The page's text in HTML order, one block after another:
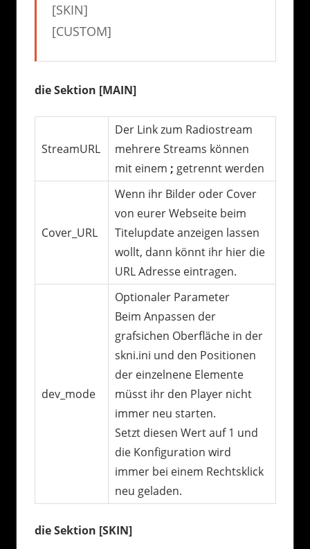
[SKIN]
[CUSTOM]
die Sektion [MAIN]
StreamURL
Der Link zum Radiostream
mehrere Streams können
mit einem ; getrennt werden
Cover_URL
Wenn ihr Bilder oder Cover
von eurer Webseite beim
Titelupdate anzeigen lassen
wollt, dann könnt ihr hier die
URL Adresse eintragen.
dev_mode
Optionaler Parameter
Beim Anpassen der
grafsichen Oberfläche in der
skni.ini und den Positionen
der einzelnene Elemente
müsst ihr den Player nicht
immer neu starten.
Setzt diesen Wert auf 1 und
die Konfiguration wird
immer bei einem Rechtsklick
neu geladen.
die Sektion [SKIN]